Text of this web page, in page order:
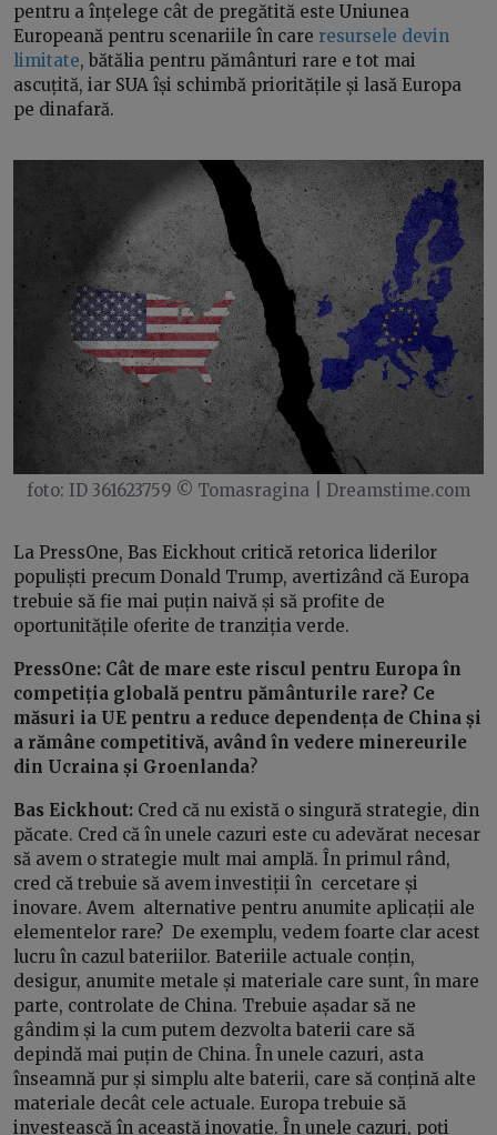
pentru a înțelege cât de pregătită este Uniunea
Europeană pentru scenariile în care resursele devin
limitate, bătălia pentru pământuri rare e tot mai
ascuțită, iar SUA își schimbă prioritățile și lasă Europa
pe dinafară.
foto: ID 361623759 © Tomasragina | Dreamstime.com
La PressOne, Bas Eickhout critică retorica liderilor
populiști precum Donald Trump, avertizând că Europa
trebuie să fie mai puțin naivă și să profite de
oportunitățile oferite de tranziția verde.
PressOne: Cât de mare este riscul pentru Europa în
competiția globală pentru pământurile rare? Ce
măsuri ia UE pentru a reduce dependența de China și
a rămâne competitivă, având în vedere minereurile
din Ucraina și Groenlanda?
Bas Eickhout: Cred că nu există o singură strategie, din
păcate. Cred că în unele cazuri este cu adevărat necesar
să avem o strategie mult mai amplă. În primul rând,
cred că trebuie să avem investiții în cercetare și
inovare. Avem alternative pentru anumite aplicații ale
elementelor rare? De exemplu, vedem foarte clar acest
lucru în cazul bateriilor. Bateriile actuale conțin,
desigur, anumite metale și materiale care sunt, în mare
parte, controlate de China. Trebuie așadar să ne
gândim și la cum putem dezvolta baterii care să
depindă mai puțin de China. În unele cazuri, asta
înseamnă pur și simplu alte baterii, care să conțină alte
materiale decât cele actuale. Europa trebuie să
investească în această inovație. În unele cazuri, poți